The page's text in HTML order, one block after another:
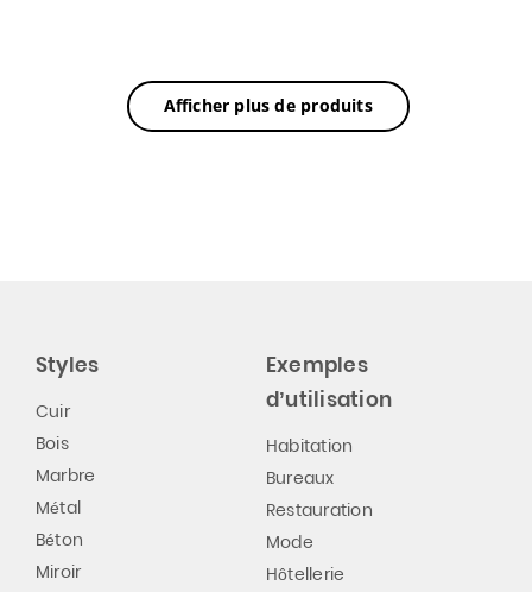
Afficher plus de produits
Styles
Cuir
Bois
Marbre
Métal
Béton
Miroir
Exemples
d’utilisation
Habitation
Bureaux
Restauration
Mode
Hôtellerie